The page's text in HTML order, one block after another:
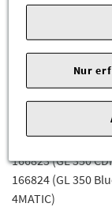
164124 (ML 350
164125 (ML 320
164823 (GL 350
164824 (GL 350
164825 (GL 320/
166023 (ML/GLE
166024 (ML/GLE
166823 (GL 350
166824 (GL 350
4MATIC)
Nur